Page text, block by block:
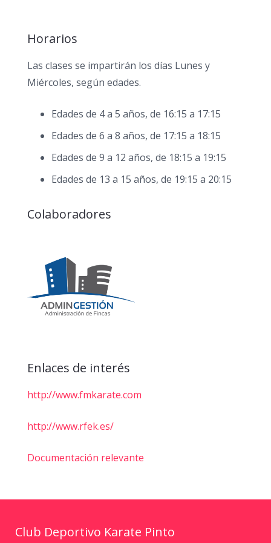
Horarios
Las clases se impartirán los días Lunes y
Miércoles, según edades.
Edades de 4 a 5 años, de 16:15 a 17:15
Edades de 6 a 8 años, de 17:15 a 18:15
Edades de 9 a 12 años, de 18:15 a 19:15
Edades de 13 a 15 años, de 19:15 a 20:15
Colaboradores
Enlaces de interés
http://www.fmkarate.com
http://www.rfek.es/
Documentación relevante
Club Deportivo Karate Pinto